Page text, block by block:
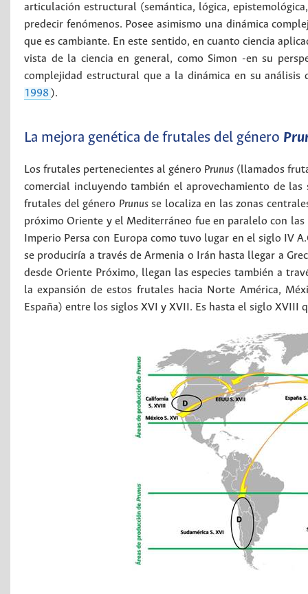
articulación estructural (semántica, lógica,
predecir fenómenos. Posee asimismo una dinámica
que es cambiante. En este sentido, en cuanto ciencia
vista de la ciencia en general, como Simon -en su
complejidad estructural que a la dinámica en su
1998 ).
La mejora genética de frutales del género
Los frutales pertenecientes al género Prunus (llamados
comercial incluyendo también el aprovechamiento de las
frutales del género Prunusse localiza en las zonas
próximo Oriente y el Mediterráneo fue en paralelo con
Imperio Persa con Europa como tuvo lugar en el siglo IV
se produciría a través de Armenia o Irán hasta llegar a
desde Oriente Próximo, llegan las especies también a
la expansión de estos frutales hacia Norte América,
España) entre los siglos XVI y XVII. Es hasta el siglo